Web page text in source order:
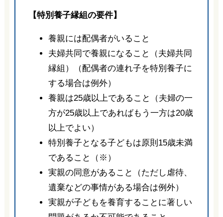
【特別養子縁組の要件】
養親には配偶者がいること
夫婦共同で養親になること（夫婦共同
縁組）（配偶者の連れ子を特別養子に
する場合は例外）
養親は25歳以上であること（夫婦の一
方が25歳以上であればもう一方は20歳
以上でよい）
特別養子となる子どもは原則15歳未満
であること（※）
実親の同意があること（ただし虐待、
遺棄などの事情がある場合は例外）
実親が子どもを養育することに著しい